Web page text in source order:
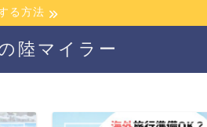
る方法
陸マイラー